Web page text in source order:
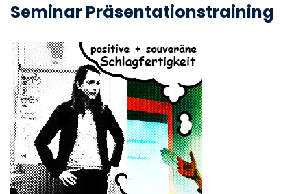
Seminar Präsentationstraining